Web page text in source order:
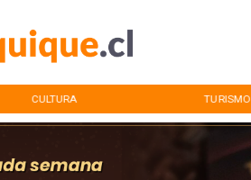
CULTURA TURISMO